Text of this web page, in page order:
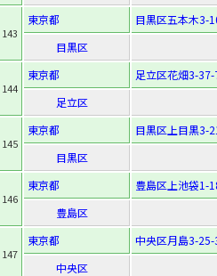
143
東京都
目黒区五本木3-
目黒区
144
東京都
足立区花畑3-37-
足立区
145
東京都
目黒区上目黒3-
目黒区
146
東京都
豊島区上池袋1-
豊島区
147
東京都
中央区月島3-25-
中央区